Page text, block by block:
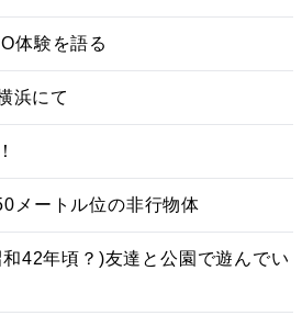
体験を語る
浜にて
メートル位の非行物体
42年頃？)友達と公園で遊んでい